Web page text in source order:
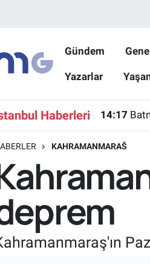
Gündem
Yazarlar
Haberleri 14:17
KAHRAMANMARAŠ
Vakitleri
Puan Durumu ve Fikstür
Haberleri